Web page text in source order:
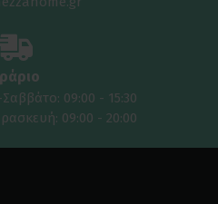
09:00 - 15:30
09:00 - 20:00